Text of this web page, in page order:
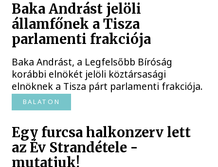
Baka Andrást jelöli
államfőnek a Tisza
parlamenti frakciója
Baka Andrást, a Legfelsőbb Bíróság
korábbi elnökét jelöli köztársasági
elnöknek a Tisza párt parlamenti frakciója.
BALATON
Egy furcsa halkonzerv lett
az Év Strandétele -
mutatjuk!